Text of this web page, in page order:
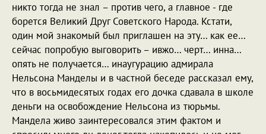
никто тогда не знал – против чего, а главное - где
борется Великий Друг Советского Народа. Кстати,
один мой знакомый был приглашен на эту… как ее…
сейчас попробую выговорить – ивжо… черт… инна…
опять не получается… инаугурацию адмирала
Нельсона Манделы и в частной беседе рассказал ему,
что в восьмидесятых годах его дочка сдавала в школе
деньги на освобождение Нельсона из тюрьмы.
Мандела живо заинтересовался этим фактом и